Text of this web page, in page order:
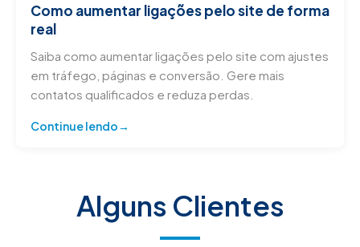
Como aumentar ligações pelo site de forma
real
Saiba como aumentar ligações pelo site com ajustes
em tráfego, páginas e conversão. Gere mais
contatos qualificados e reduza perdas.
Continue lendo
Alguns Clientes